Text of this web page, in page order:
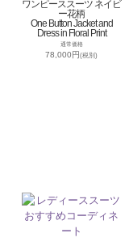
ワンピーススーツ ネイビ
ー花柄
One Button Jacket and
Dress in Floral Print
通常価格
78,000円(税別)